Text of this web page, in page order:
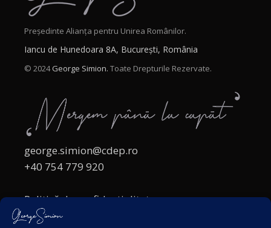
Președinte Alianța pentru Unirea Românilor.
Iancu de Hunedoara 8A, București, România
© 2024George Simion. Toate Drepturile Rezervate.
george.simion@cdep.ro
+40 754 779 920
Politică de confidențialitate
Politica cookies